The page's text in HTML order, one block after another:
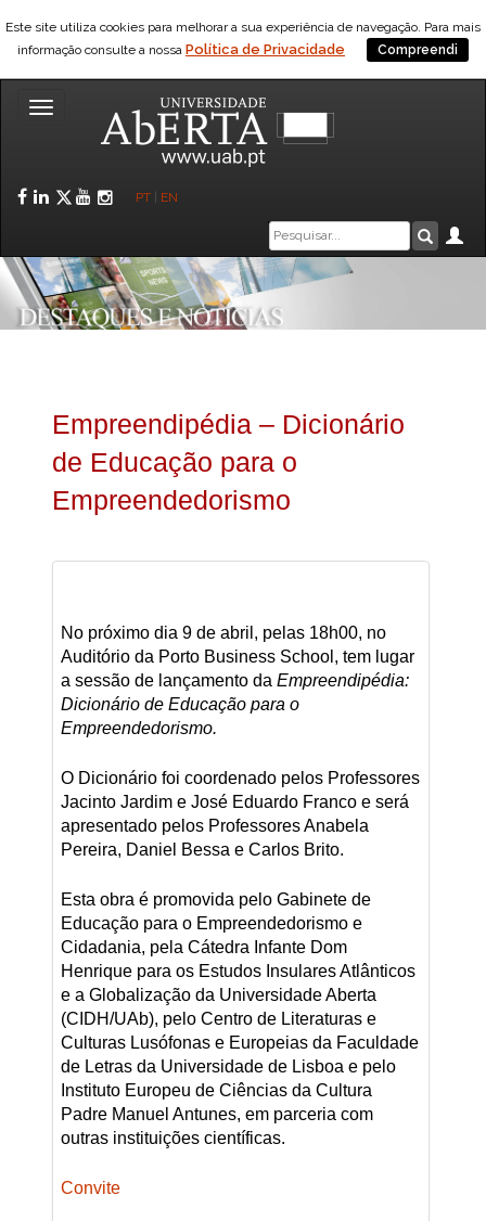
Este site utiliza cookies para melhorar a sua experiência de navegação. Para mais
informação consulte a nossa Política de Privacidade Compreendi
Toggle
Facebook
LinkedIn
Twitter
YouTube
Instagram
PT EN
Caixa
de
pesquisa
Empreendipédia – Dicionário
de Educação para o
Empreendedorismo
No próximo dia 9 de abril, pelas 18h00, no
Auditório da Porto Business School, tem lugar
a sessão de lançamento da Empreendipédia:
Dicionário de Educação para o
Empreendedorismo.
O Dicionário foi coordenado pelos Professores
Jacinto Jardim e José Eduardo Franco e será
apresentado pelos Professores Anabela
Pereira, Daniel Bessa e Carlos Brito.
Esta obra é promovida pelo Gabinete de
Educação para o Empreendedorismo e
Cidadania, pela Cátedra Infante Dom
Henrique para os Estudos Insulares Atlânticos
e a Globalização da Universidade Aberta
(CIDH/UAb), pelo Centro de Literaturas e
Culturas Lusófonas e Europeias da Faculdade
de Letras da Universidade de Lisboa e pelo
Instituto Europeu de Ciências da Cultura
Padre Manuel Antunes, em parceria com
outras instituições científicas.
Convite